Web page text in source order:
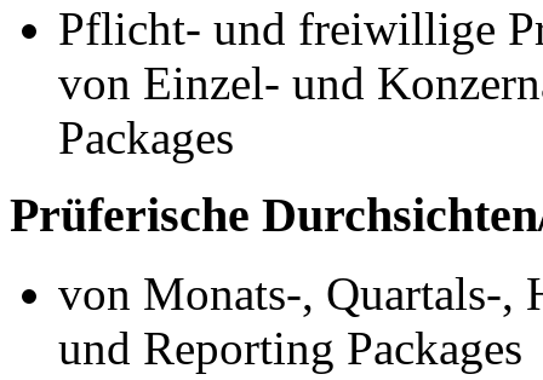
Pflicht- und freiwillige
von Einzel- und
Packages
Prüferische
von Monats-, Quartals-,
und Reporting Packages